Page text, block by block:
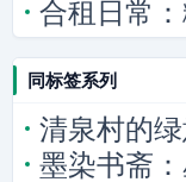
合租日常
同标签系列
清泉村的
墨染书斋